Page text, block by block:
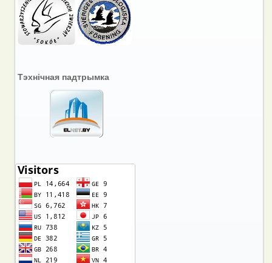
Тэхнічная падтрымка